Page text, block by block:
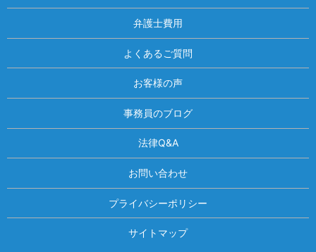
弁護士費用
よくあるご質問
お客様の声
事務員のブログ
法律Q&A
お問い合わせ
プライバシーポリシー
サイトマップ